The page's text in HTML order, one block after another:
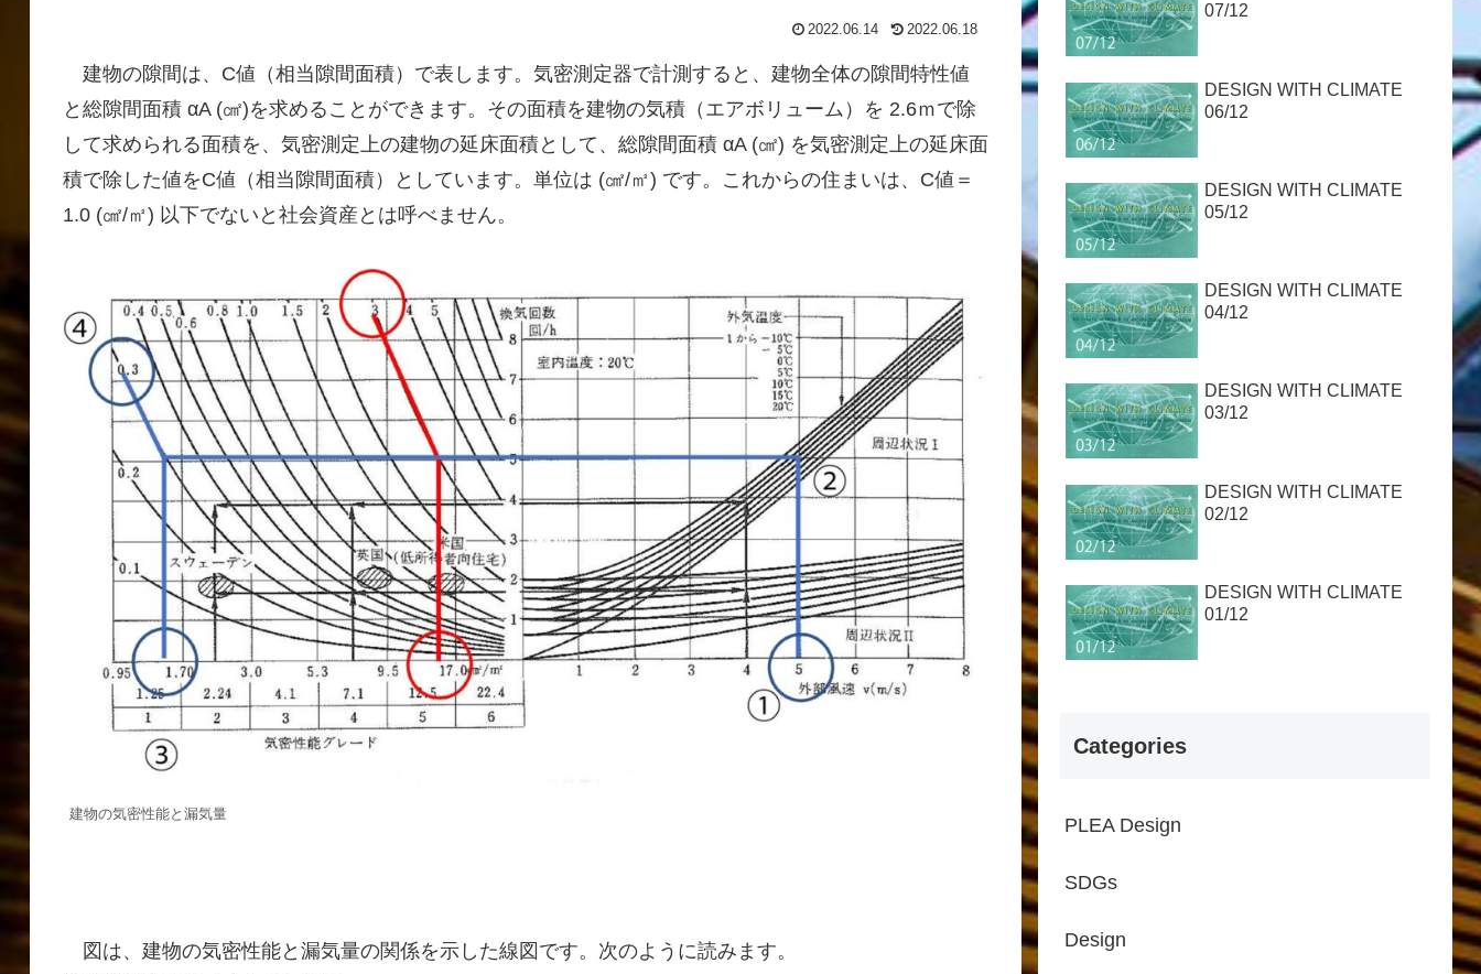
2022.06.14 2022.06.18
建物の隙間は、C値（相当隙間面積）で表します。気密測定器で計測すると、建物全体の隙間特性値
と総隙間面積 αA (㎠)を求めることができます。その面積を建物の気積（エアボリューム）を 2.6ｍで除
して求められる面積を、気密測定上の建物の延床面積として、総隙間面積 αA (㎠) を気密測定上の延床面
積で除した値をC値（相当隙間面積）としています。単位は (㎠/㎡) です。これからの住まいは、C値＝
1.0 (㎠/㎡) 以下でないと社会資産とは呼べません。
建物の気密性能と漏気量
図は、建物の気密性能と漏気量の関係を示した線図です。次のように読みます。
07/12
DESIGN WITH CLIMATE
06/12
DESIGN WITH CLIMATE
05/12
DESIGN WITH CLIMATE
04/12
DESIGN WITH CLIMATE
03/12
DESIGN WITH CLIMATE
02/12
DESIGN WITH CLIMATE
01/12
Categories
PLEA Design
SDGs
Design